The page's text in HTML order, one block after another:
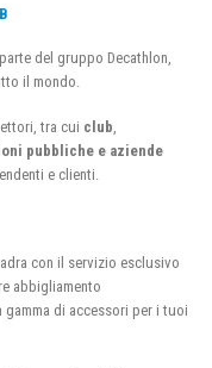
del gruppo Decathlon,
il mondo.
tra cui club
pubbliche e aziende
e clienti.
con il servizio esclusivo
abbigliamento
di accessori per i tuoi